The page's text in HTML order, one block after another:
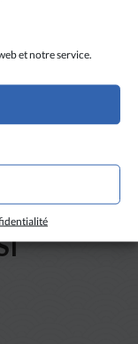
et notre service.